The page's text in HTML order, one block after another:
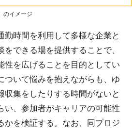
のイメージ
勤時間を利用して多様な企業と
できる場を提供することで、
性を広げることを目的としてい
ついて悩みを抱えながらも、ゆ
収集をしたりする時間がないと
い、参加者がキャリアの可能性
かを検証する。なお、同プロジ